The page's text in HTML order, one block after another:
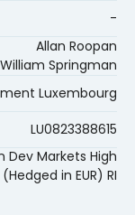
-
Allan Roopan
William Springman
Luxembourg
LU0823388615
Dev Markets High
in EUR) RI